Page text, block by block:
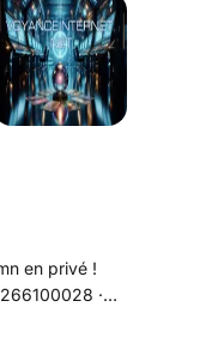
en privé !
·